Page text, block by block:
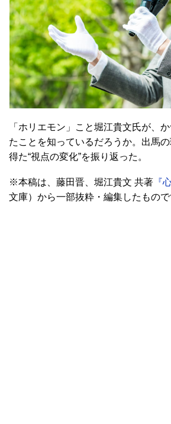
「ホリエモン」こと堀江貴文氏が、
たことを知っているだろうか。出馬
得た“視点の変化”を振り返った。
※本稿は、藤田晋、堀江貴文 共著 『
文庫）から一部抜粋・編集したもので